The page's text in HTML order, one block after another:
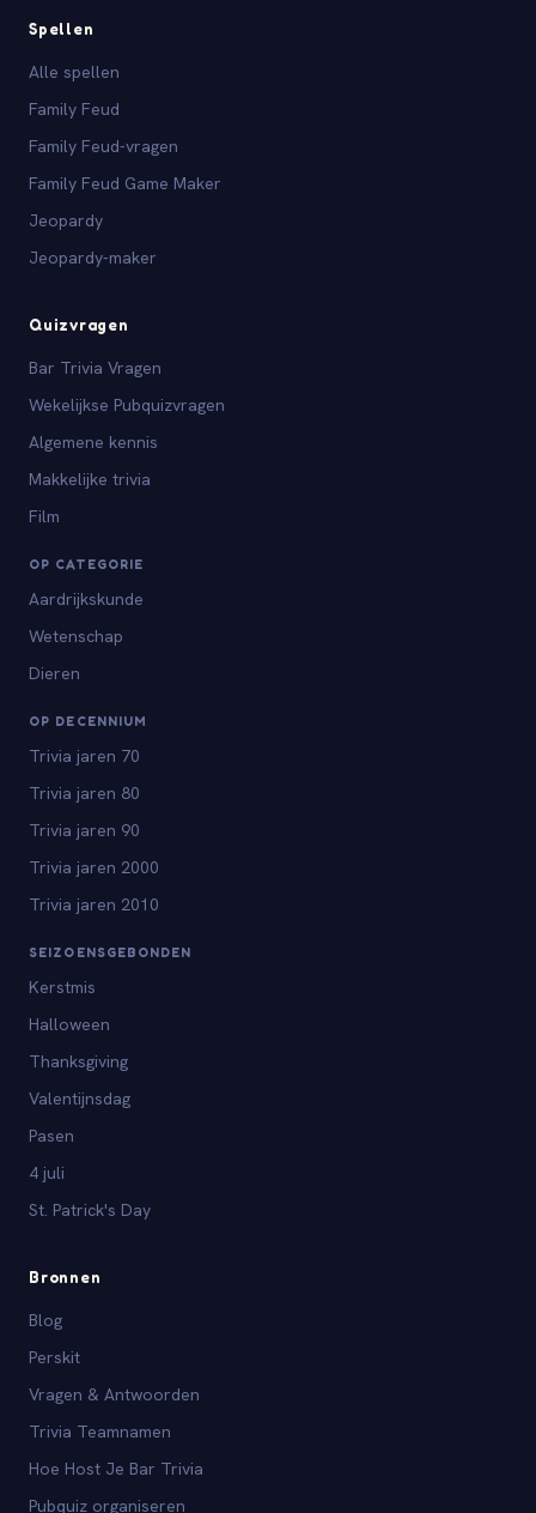
Spellen
Alle spellen
Family Feud
Family Feud-vragen
Family Feud Game Maker
Jeopardy
Jeopardy-maker
Quizvragen
Bar Trivia Vragen
Wekelijkse Pubquizvragen
Algemene kennis
Makkelijke trivia
Film
OP CATEGORIE
Aardrijkskunde
Wetenschap
Dieren
OP DECENNIUM
Trivia jaren 70
Trivia jaren 80
Trivia jaren 90
Trivia jaren 2000
Trivia jaren 2010
SEIZOENSGEBONDEN
Kerstmis
Halloween
Thanksgiving
Valentijnsdag
Pasen
4 juli
St. Patrick's Day
Bronnen
Blog
Perskit
Vragen & Antwoorden
Trivia Teamnamen
Hoe Host Je Bar Trivia
Pubquiz organiseren